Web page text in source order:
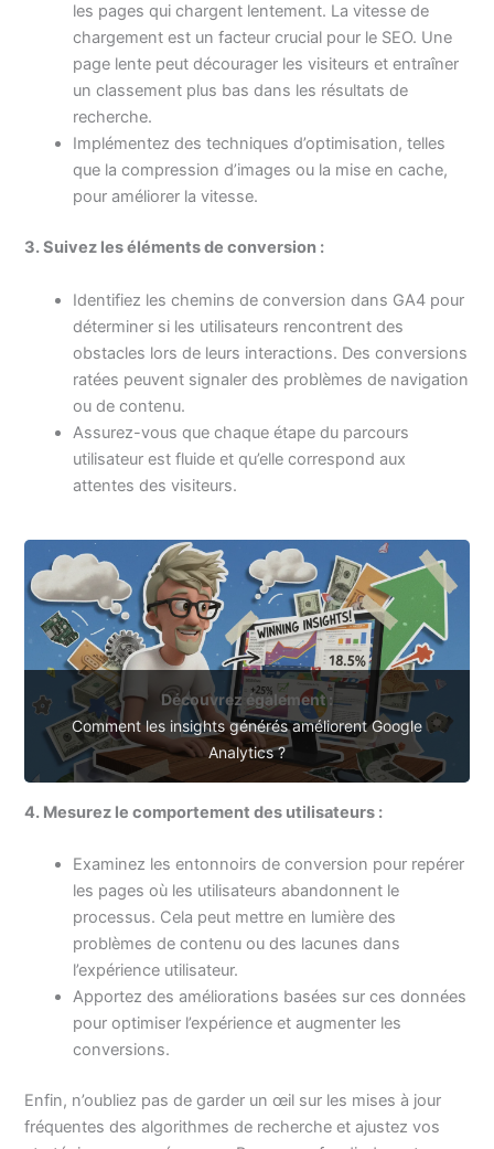
les pages qui chargent lentement. La vitesse de
chargement est un facteur crucial pour le SEO. Une
page lente peut décourager les visiteurs et entraîner
un classement plus bas dans les résultats de
recherche.
Implémentez des techniques d’optimisation, telles
que la compression d’images ou la mise en cache,
pour améliorer la vitesse.
3. Suivez les éléments de conversion :
Identifiez les chemins de conversion dans GA4 pour
déterminer si les utilisateurs rencontrent des
obstacles lors de leurs interactions. Des conversions
ratées peuvent signaler des problèmes de navigation
ou de contenu.
Assurez-vous que chaque étape du parcours
utilisateur est fluide et qu’elle correspond aux
attentes des visiteurs.
Découvrez également :
Comment les insights générés améliorent Google
Analytics ?
4. Mesurez le comportement des utilisateurs :
Examinez les entonnoirs de conversion pour repérer
les pages où les utilisateurs abandonnent le
processus. Cela peut mettre en lumière des
problèmes de contenu ou des lacunes dans
l’expérience utilisateur.
Apportez des améliorations basées sur ces données
pour optimiser l’expérience et augmenter les
conversions.
Enfin, n’oubliez pas de garder un œil sur les mises à jour
fréquentes des algorithmes de recherche et ajustez vos